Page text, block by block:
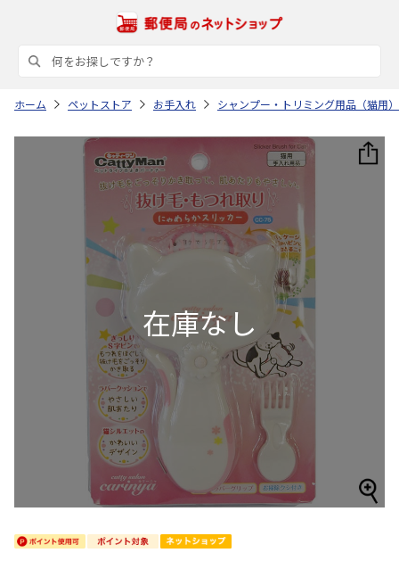
ホーム ペットストア お手入れ シャンプー・トリミング用品（猫用）